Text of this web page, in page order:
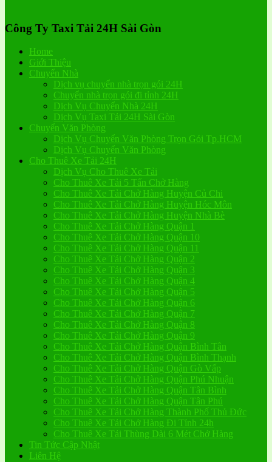
Công Ty Taxi Tải 24H Sài Gòn
Home
Giới Thiệu
Chuyển Nhà
Dịch vụ chuyển nhà trọn gói 24H
Chuyển nhà trọn gói đi tỉnh 24H
Dịch Vụ Chuyển Nhà 24H
Dịch Vụ Taxi Tải 24H Sài Gòn
Chuyển Văn Phòng
Dịch Vụ Chuyển Văn Phòng Trọn Gói Tp.HCM
Dịch Vụ Chuyển Văn Phòng
Cho Thuê Xe Tải 24H
Dịch Vụ Cho Thuê Xe Tải
Cho Thuê Xe Tải 5 Tấn Chở Hàng
Cho Thuê Xe Tải Chở Hàng Huyện Củ Chi
Cho Thuê Xe Tải Chở Hàng Huyện Hóc Môn
Cho Thuê Xe Tải Chở Hàng Huyện Nhà Bè
Cho Thuê Xe Tải Chở Hàng Quận 1
Cho Thuê Xe Tải Chở Hàng Quận 10
Cho Thuê Xe Tải Chở Hàng Quận 11
Cho Thuê Xe Tải Chở Hàng Quận 2
Cho Thuê Xe Tải Chở Hàng Quận 3
Cho Thuê Xe Tải Chở Hàng Quận 4
Cho Thuê Xe Tải Chở Hàng Quận 5
Cho Thuê Xe Tải Chở Hàng Quận 6
Cho Thuê Xe Tải Chở Hàng Quận 7
Cho Thuê Xe Tải Chở Hàng Quận 8
Cho Thuê Xe Tải Chở Hàng Quận 9
Cho Thuê Xe Tải Chở Hàng Quận Bình Tân
Cho Thuê Xe Tải Chở Hàng Quận Bình Thạnh
Cho Thuê Xe Tải Chở Hàng Quận Gò Vấp
Cho Thuê Xe Tải Chở Hàng Quận Phú Nhuận
Cho Thuê Xe Tải Chở Hàng Quận Tân Bình
Cho Thuê Xe Tải Chở Hàng Quận Tân Phú
Cho Thuê Xe Tải Chở Hàng Thành Phố Thủ Đức
Cho Thuê Xe Tải Chở Hàng Đi Tỉnh 24h
Cho Thuê Xe Tải Thùng Dài 6 Mét Chở Hàng
Tin Tức Cập Nhật
Liên Hệ